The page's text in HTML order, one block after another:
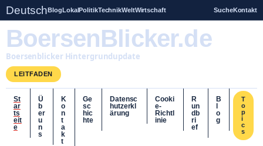
DeutschBlogLokalPolitikTechnikWeltWirtschaft SucheKontakt
BoersenBlicker.de
Boersenblicker Hintergrundupdate
LEITFADEN
St
ar
ts
eit
e
Ü
b
er
u
n
s
K
o
n
t
a
k
t
Ge
sc
hic
hte
Datensc
hutzerkl
ärung
Cooki
e-
Richtl
inie
R
un
db
ri
ef
B
o
g
T
o
p
i
c
s